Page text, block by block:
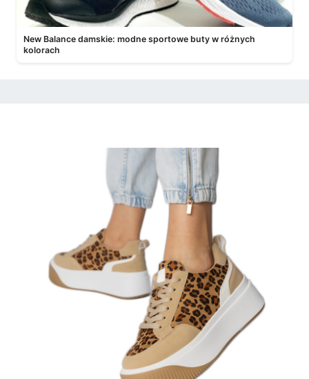
New Balance damskie: modne sportowe buty w różnych
kolorach